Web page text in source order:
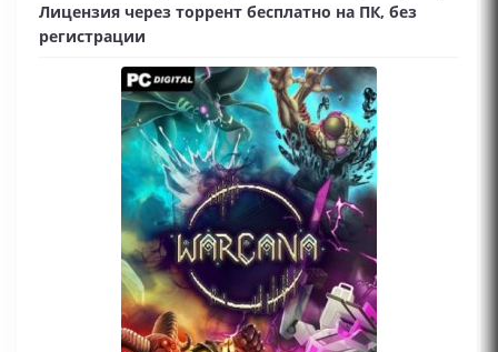
Лицензия через торрент бесплатно на ПК, без
регистрации